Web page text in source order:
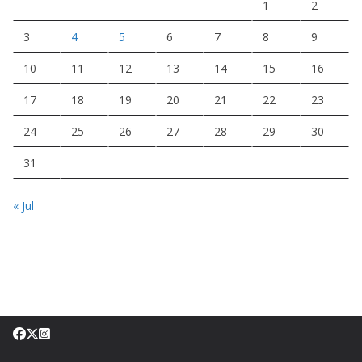
1 2
3 4 5 6 7 8 9
10 11 12 13 14 15 16
17 18 19 20 21 22 23
24 25 26 27 28 29 30
31
« Jul